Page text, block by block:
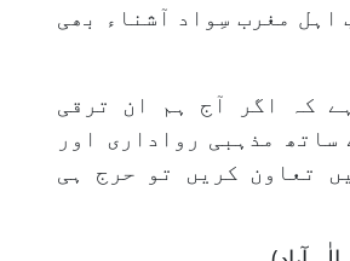
اہل مغرب سِواد آشناء بھی
کہ اگر آج ہم ان ترقی
ساتھ مذہبی رواداری اور
تعاون کریں تو حرج ہی